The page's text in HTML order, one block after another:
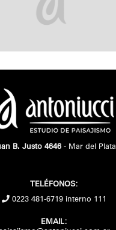
B. Justo 4646 - Mar del Plata
TELÉFONOS:
0223 481-6719 interno 111
EMAIL: